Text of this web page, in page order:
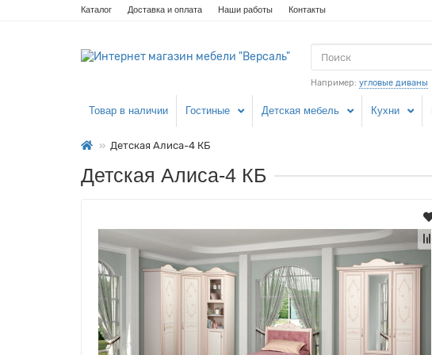
Каталог Доставка и оплата Наши работы Контакты
Например: угловые диваны
Товар в наличии Гостиные Детская мебель Кухни
Детская Алиса-4 КБ
Детская Алиса-4 КБ